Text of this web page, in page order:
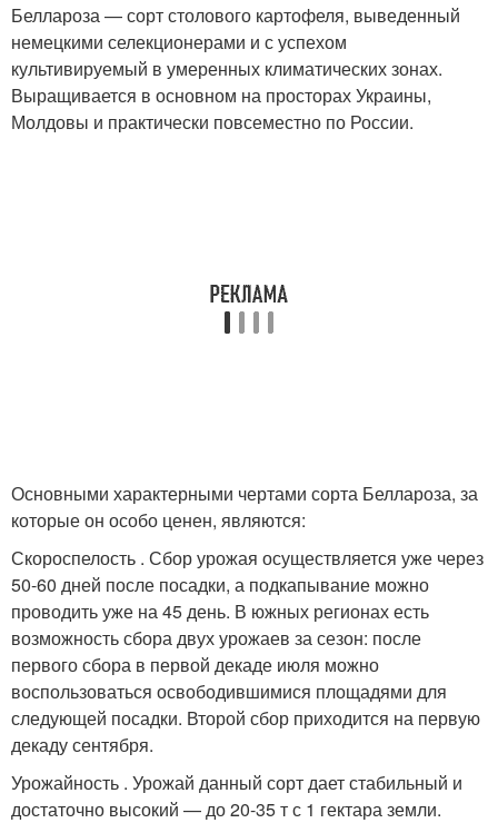
Беллароза — сорт столового картофеля, выведенный
немецкими селекционерами и с успехом
культивируемый в умеренных климатических зонах.
Выращивается в основном на просторах Украины,
Молдовы и практически повсеместно по России.
Основными характерными чертами сорта Беллароза, за
которые он особо ценен, являются:
Скороспелость . Сбор урожая осуществляется уже через
50-60 дней после посадки, а подкапывание можно
проводить уже на 45 день. В южных регионах есть
возможность сбора двух урожаев за сезон: после
первого сбора в первой декаде июля можно
воспользоваться освободившимися площадями для
следующей посадки. Второй сбор приходится на первую
декаду сентября.
Урожайность . Урожай данный сорт дает стабильный и
достаточно высокий — до 20-35 т с 1 гектара земли.